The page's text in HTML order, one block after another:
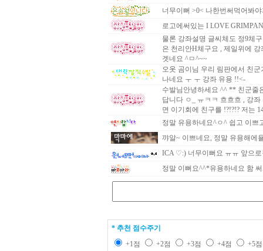
너무이뻐 >0< 나한번써먹어봐야
로고에써있는 I LOVE
물론 강좌설명 글씨체도 정9체
은 천리안H체구요 , 제일위에
겟네요 ^ㅁ^~~
오옷 곰이님 우리 림판에서 친
나네요 ㅜ ㅜ 강좌 유용 !!<-
수발님안녕하세요 ^^ ** 친군줄
답니다 ㅇ_ ㅠㅋㅋ 흐흐흐 , 강
면 이기회에 친구를 !?!?!? 저는
정말 유용하네요^ㅇ^ 쉽고 이쁘
꺄알~ 이쁘네요, 정말 유용해에
ICA ♡:) 너무이뻐요 ㅠㅠ 앞으
정말 이뻐요^^*유용하네요 함
* 추천 점수주기
+1점
+2점 +3점 +4점 +5